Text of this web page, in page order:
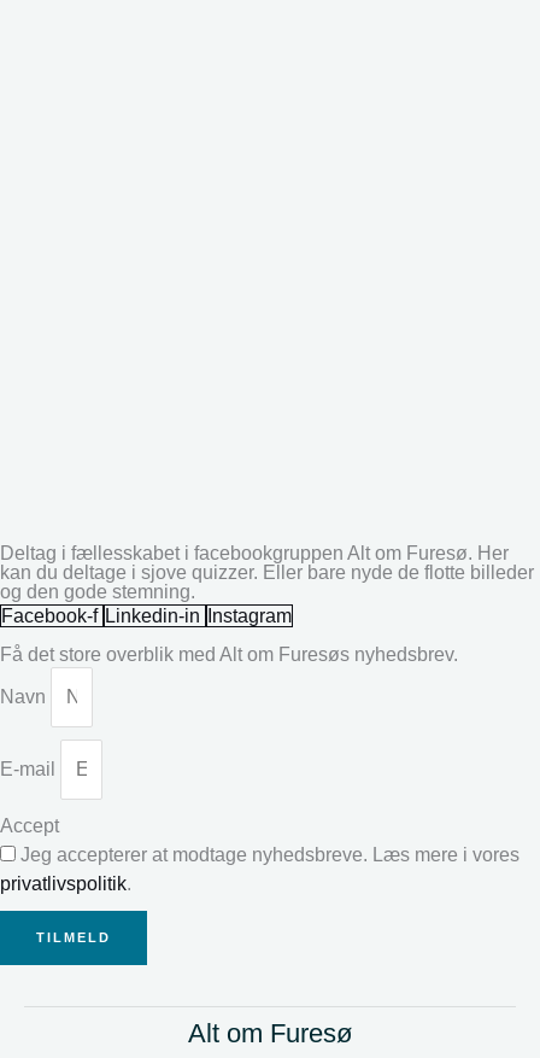
Deltag i fællesskabet i facebookgruppen Alt om Furesø. Her
kan du deltage i sjove quizzer. Eller bare nyde de flotte billeder
og den gode stemning.
Facebook-f Linkedin-in
Instagram
Få det store overblik med Alt om Furesøs nyhedsbrev.
Navn
E-mail
Accept
Jeg accepterer at modtage nyhedsbreve. Læs mere i vores
privatlivspolitik.
TILMELD
Alt om Furesø